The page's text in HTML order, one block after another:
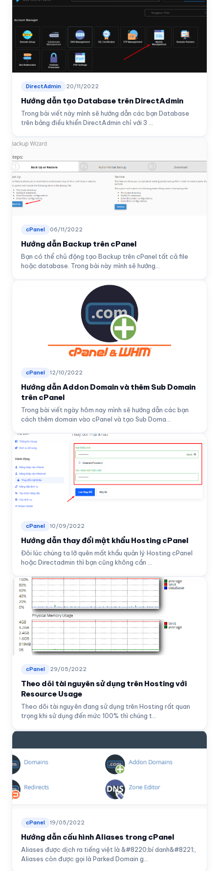
DirectAdmin 20/11/2022
Hướng dẫn tạo Database trên DirectAdmin
Trong bài viết này mình sẽ hướng dẫn các bạn Database
trên bảng điều khiển DirectAdmin chỉ với 3 ...
cPanel 06/11/2022
Hướng dẫn Backup trên cPanel
Bạn có thể chủ động tạo Backup trên cPanel tất cả file
hoặc database. Trong bài này mình sẽ hướng...
cPanel 12/10/2022
Hướng dẫn Addon Domain và thêm Sub Domain
trên cPanel
Trong bài viết ngày hôm nay mình sẽ hướng dẫn các bạn
cách thêm domain vào cPanel và tạo Sub Doma...
cPanel 10/09/2022
Hướng dẫn thay đổi mật khẩu Hosting cPanel
Đôi lúc chúng ta lỡ quên mất khẩu quản lý Hosting cPanel
hoặc Directadmin thì bạn cũng không cần ...
cPanel 29/05/2022
Theo dõi tài nguyên sử dụng trên Hosting với
Resource Usage
Theo dõi tài nguyên đang sử dụng trên Hosting rất quan
trọng khi sử dụng đến mức 100% thì chúng t...
cPanel 19/05/2022
Hướng dẫn cấu hình Aliases trong cPanel
Aliases được dịch ra tiếng việt là &#8220;bí danh&#8221;,
Aliases còn được gọi là Parked Domain g...